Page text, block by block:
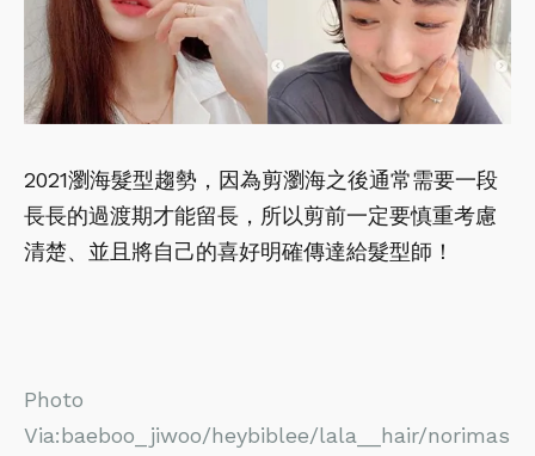
2021瀏海髮型趨勢，因為剪瀏海之後通常需要一段
長長的過渡期才能留長，所以剪前一定要慎重考慮
清楚、並且將自己的喜好明確傳達給髮型師！
Photo
Via:baeboo_jiwoo/heybiblee/lala__hair/norimas